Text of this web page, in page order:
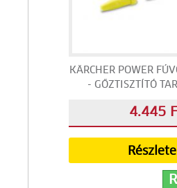
KÄRCHER POWER
- GŐZTISZTÍTÓ
4.445